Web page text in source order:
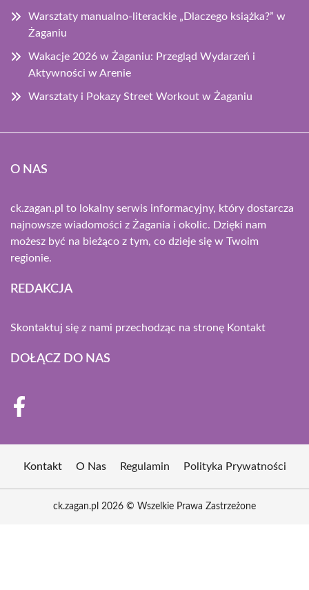
Warsztaty manualno-literackie „Dlaczego książka?” w
Żaganiu
Wakacje 2026 w Żaganiu: Przegląd Wydarzeń i
Aktywności w Arenie
Warsztaty i Pokazy Street Workout w Żaganiu
O NAS
ck.zagan.pl to lokalny serwis informacyjny, który dostarcza
najnowsze wiadomości z Żagania i okolic. Dzięki nam
możesz być na bieżąco z tym, co dzieje się w Twoim
regionie.
REDAKCJA
Skontaktuj się z nami przechodząc na stronę Kontakt
DOŁĄCZ DO NAS
Kontakt O Nas Regulamin Polityka Prywatności
ck.zagan.pl 2026 © Wszelkie Prawa Zastrzeżone